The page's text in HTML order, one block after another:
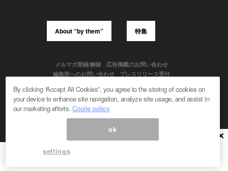
About “by them” 特集
メルマガ登録/解除
広告掲載のお問い合わせ
編集部へのお問い合わせ
プレスリリース受付
Powered by
© 1999-2026 Magmag, Inc. All Rights Reserved
×
By clicking “Accept All Cookies”, you agree to the storing of cookies on
your device to enhance site navigation, analyze site usage, and assist in
our marketing efforts.Coolie policy
ok
settings